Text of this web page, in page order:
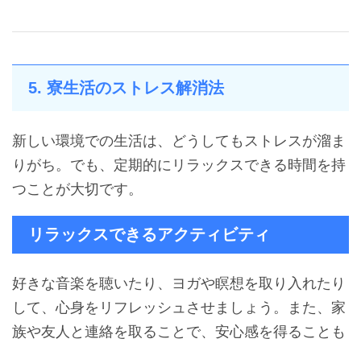
5. 寮生活のストレス解消法
新しい環境での生活は、どうしてもストレスが溜ま
りがち。でも、定期的にリラックスできる時間を持
つことが大切です。
リラックスできるアクティビティ
好きな音楽を聴いたり、ヨガや瞑想を取り入れたり
して、心身をリフレッシュさせましょう。また、家
族や友人と連絡を取ることで、安心感を得ることも